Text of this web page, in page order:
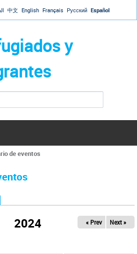
Jump to navigation
中文 English Français Русский Español
y
de eventos
2024 « Prev Next »